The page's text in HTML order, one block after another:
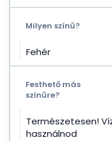
Milyen színű?
Fehér
Festhető más
színűre?
Természetesen!
használnod